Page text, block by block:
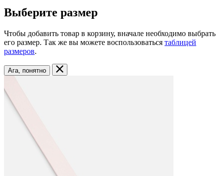
Выберите размер
Чтобы добавить товар в корзину, вначале необходимо выбрать
его размер. Так же вы можете воспользоваться таблицей
размеров.
Ага, понятно